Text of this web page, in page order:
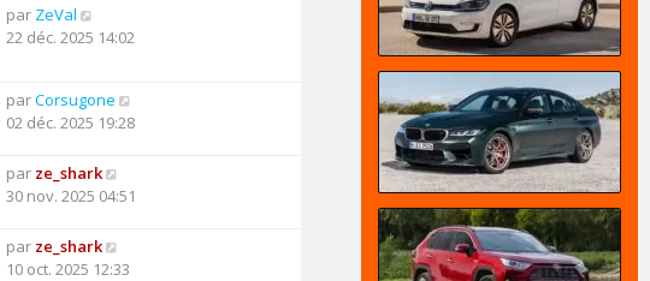
par ZeVal
22 déc. 2025 14:02
parCorsugone
02 déc. 2025 19:28
par ze_shark
30 nov. 2025 04:51
par ze_shark
10 oct. 2025 12:33